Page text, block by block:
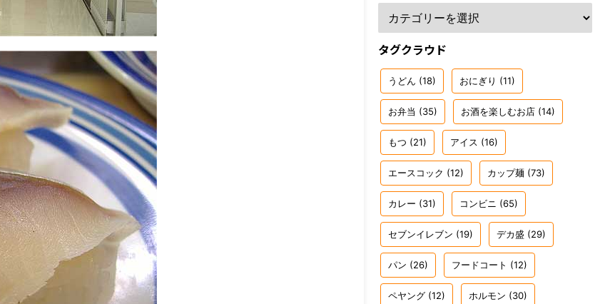
タグクラウド
うどん (18) おにぎり (11)
お弁当 (35) お酒を楽しむお店 (14)
もつ (21) アイス (16)
エースコック (12) カップ麺 (73)
カレー (31) コンビニ (65)
セブンイレブン (19) デカ盛 (29)
パン (26) フードコート (12)
ペヤング (12) ホルモン (30)